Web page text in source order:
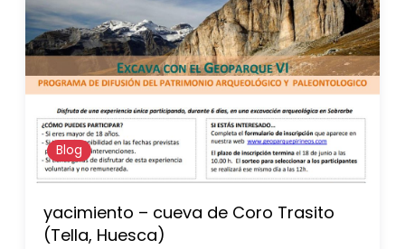
Blog
yacimiento – cueva de Coro Trasito
(Tella, Huesca)